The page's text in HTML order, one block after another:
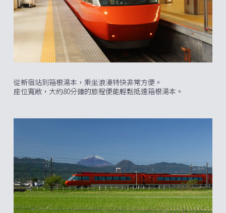
從新宿站到箱根湯本，乘坐浪漫特快非常方便。
座位寬敞，大約80分鐘的旅程便能輕鬆抵達箱根湯本。